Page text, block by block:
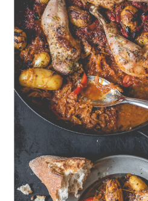
Geschmorte Hähnchenschenkel
Kartoffeln